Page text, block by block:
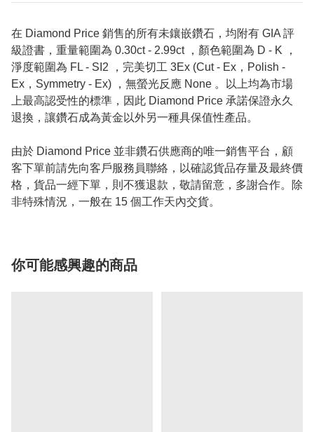
在 Diamond Price 銷售的所有未鑲嵌鑽石，均附有 GIA 評
級證書，重量範圍為 0.30ct - 2.99ct ，顏色範圍為 D - K ，
淨度範圍為 FL - SI2 ，完美切工 3Ex (Cut - Ex，Polish -
Ex，Symmetry - Ex) ，無螢光反應 None 。以上均為市場
上最高認受性的標準，因此 Diamond Price 承諾保證永久
退換，讓鑽石成為黃金以外另一種具保值性產品。
由於 Diamond Price 並非鑽石供應商的唯一銷售平台，顧
客下單前請先向客戶服務員聯絡，以確認貨品存量及最終價
格，貨品一經下單，則不獲退款，敬請留意，多謝合作。除
非特殊情況，一般在 15 個工作天內交貨。
你可能感興趣的商品